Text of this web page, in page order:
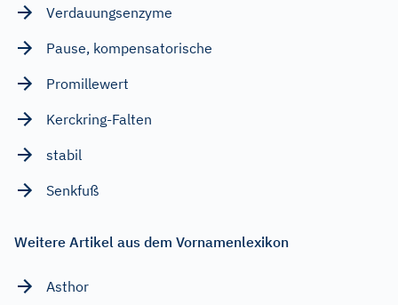
Verdauungsenzyme
Pause, kompensatorische
Promillewert
Kerckring-Falten
stabil
Senkfuß
Weitere Artikel aus dem Vornamenlexikon
Asthor